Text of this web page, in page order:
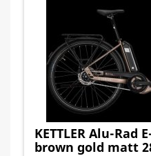
KETTLER Alu-Rad
brown gold matt